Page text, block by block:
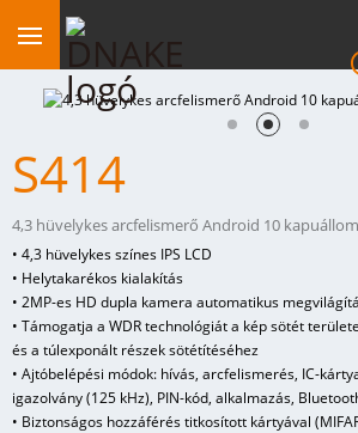
S414
4,3 hüvelykes arcfelismerő Android 10
• 4,3 hüvelykes színes IPS LCD
• Helytakarékos kialakítás
• 2MP-es HD dupla kamera automatikus
• Támogatja a WDR technológiát a kép sötét
és a túlexponált részek sötétítéséhez
• Ajtóbelépési módok: hívás, arcfelismerés, IC-
igazolvány (125 kHz), PIN-kód, alkalmazás,
• Biztonságos hozzáférés titkosított kártyával